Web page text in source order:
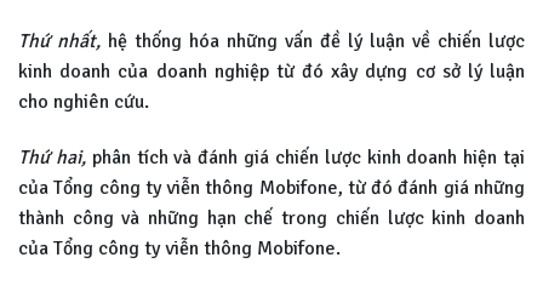
Thứ nhất, hệ thống hóa những vấn đề lý luận về chiến lược
kinh doanh của doanh nghiệp từ đó xây dựng cơ sở lý luận
cho nghiên cứu.
Thứ hai,phân tích và đánh giá chiến lược kinh doanh hiện tại
của Tổng công ty viễn thông Mobifone, từ đó đánh giá những
thành công và những hạn chế trong chiến lược kinh doanh
của Tổng công ty viễn thông Mobifone.